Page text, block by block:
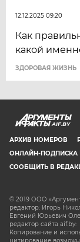
12.12.2025 09:20
Как
какой
ЗДОРОВАЯ ЖИЗНЬ
AIF.BY
АРХИВ НОМЕРОВ
ОНЛАЙН-ПОДПИСКА
СООБЩИТЬ В
© 2019 ООО
редактор: Игорь
Евгений Юрьевич
редактор сайта
Копирование и